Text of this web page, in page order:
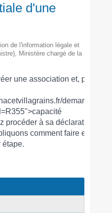
d'une
de l'information légale et
Ministère chargé de la
une association et, pour
demarches-
procéder à sa déclaration
comment faire et
étape.